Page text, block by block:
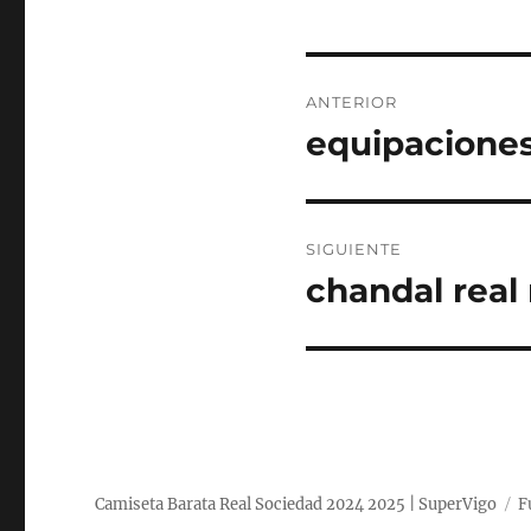
de
ANTERIOR
Entrada
SIGUIENTE
Entrada
chandal real
Camiseta Barata Real Sociedad 2024 2025 | SuperVigo